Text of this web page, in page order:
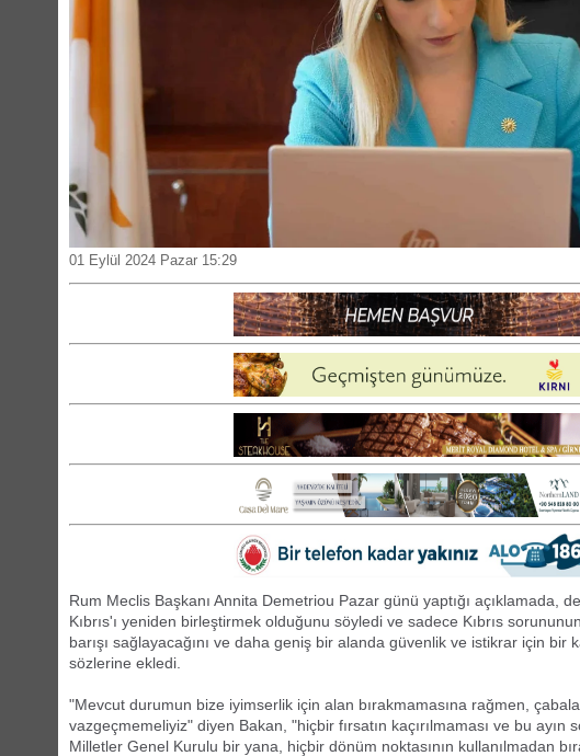
01 Eylül 2024 Pazar 15:29
Rum Meclis Başkanı Annita Demetriou Pazar günü yaptığı açıklamada,
Kıbrıs'ı yeniden birleştirmek olduğunu söyledi ve sadece Kıbrıs
barışı sağlayacağını ve daha geniş bir alanda güvenlik ve istikrar için bir
sözlerine ekledi.
"Mevcut durumun bize iyimserlik için alan bırakmamasına rağmen,
vazgeçmemeliyiz" diyen Bakan, "hiçbir fırsatın kaçırılmaması ve bu ayın
Milletler Genel Kurulu bir yana, hiçbir dönüm noktasının kullanılmadan